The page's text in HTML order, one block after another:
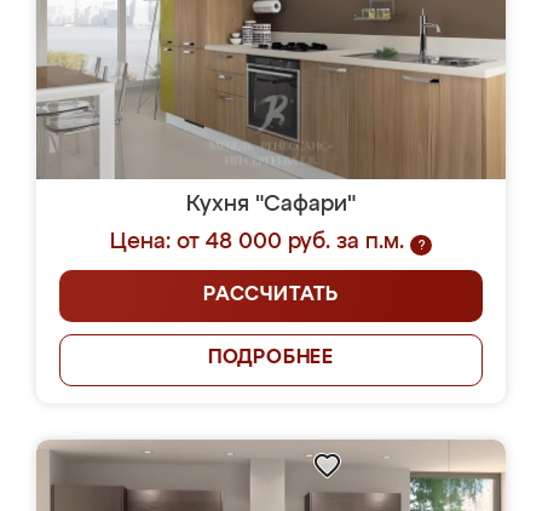
Кухня "Сафари"
Цена: от 48 000 руб. за п.м.
?
РАССЧИТАТЬ
ПОДРОБНЕЕ